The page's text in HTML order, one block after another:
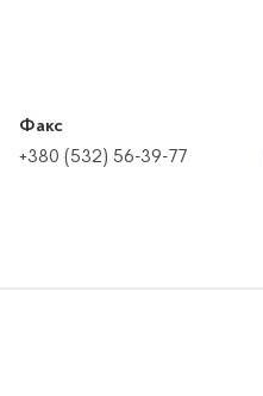
Факс
+380 (532) 56-39-77